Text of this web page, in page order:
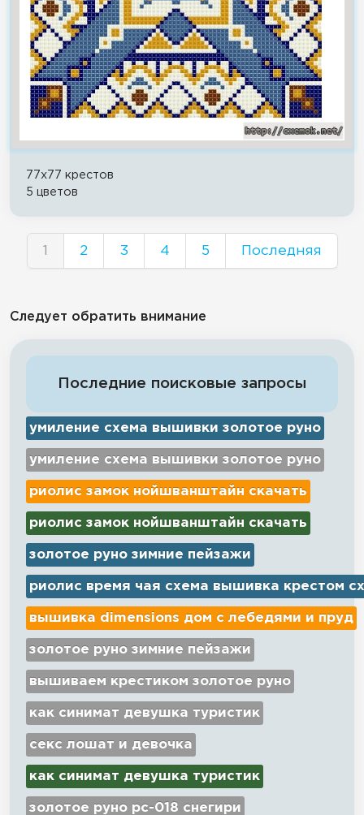
77x77 крестов
5 цветов
1 2 3 4 5 Последняя
Следует обратить внимание
Последние поисковые запросы
умиление схема вышивки золотое руно
умиление схема вышивки золотое руно
риолис замок нойшванштайн скачать
риолис замок нойшванштайн скачать
золотое руно зимние пейзажи
риолис время чая схема вышивка крестом
вышивка dimensions дом с лебедями и пруд
золотое руно зимние пейзажи
вышиваем крестиком золотое руно
как синимат девушка туристик
секс лошат и девочка
как синимат девушка туристик
золотое руно рс-018 снегири